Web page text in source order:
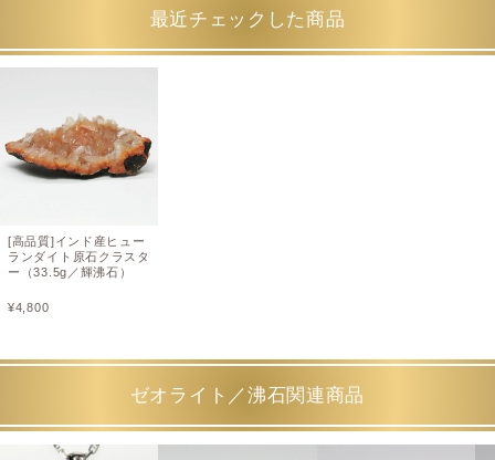
最近チェックした商品
[高品質]インド産ヒュー
ランダイト原石クラスタ
ー（33.5g／輝沸石）
¥4,800
ゼオライト／沸石関連商品